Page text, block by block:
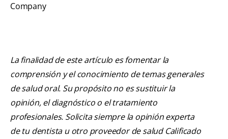
Company
La finalidad de este artículo es fomentar la
comprensión y el conocimiento de temas generales
de salud oral. Su propósito no es sustituir la
opinión, el diagnóstico o el tratamiento
profesionales. Solicita siempre la opinión experta
de tu dentista u otro proveedor de salud Calificado